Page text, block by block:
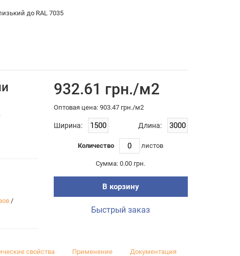
до RAL 7035
/
932.61 грн./м2
Оптовая цена: 903.47 грн./м2
Ширина: Длина:
Количество листов
Сумма: 0.00 грн.
В корзину
Быстрый заказ
свойства Применение Документация